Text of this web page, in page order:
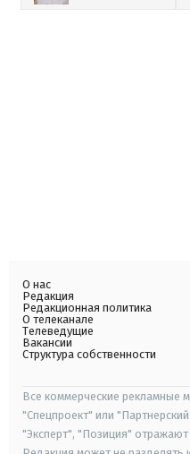
О нас
Редакция
Редакционная политика
О телеканале
Телеведущие
Вакансии
Структура собственности
Все коммерческие рекламные
"Спецпроект" или
"Эксперт", "Позиция"